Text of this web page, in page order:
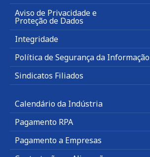
Aviso de Privacidade e
Proteção de Dados
Integridade
Política de Segurança da Informação
Sindicatos Filiados
Calendário da Indústria
Pagamento RPA
Pagamento a Empresas